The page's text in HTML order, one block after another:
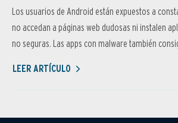
Los usuarios de Android están expuestos a
no accedan a páginas web dudosas ni instalen
no seguras. Las apps con malware también
LEER ARTÍCULO